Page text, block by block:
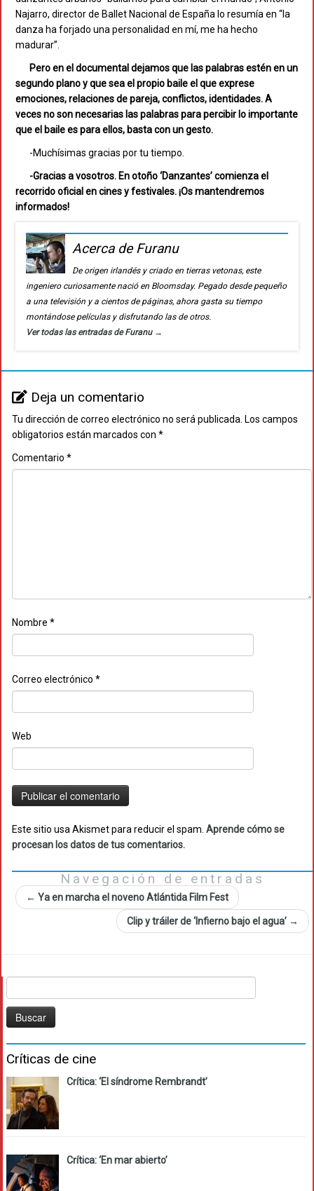
Najarro, director de Ballet Nacional de España lo resumía en “la
danza ha forjado una personalidad en mí, me ha hecho
madurar”.
Pero en el documental dejamos que las palabras estén en un
segundo plano y que sea el propio baile el que exprese
emociones, relaciones de pareja, conflictos, identidades. A
veces no son necesarias las palabras para percibir lo importante
que el baile es para ellos, basta con un gesto.
-Muchísimas gracias por tu tiempo.
-Gracias a vosotros. En otoño ‘Danzantes’ comienza el
recorrido oficial en cines y festivales. ¡Os mantendremos
informados!
Acerca de Furanu
De origen irlandés y criado en tierras vetonas, este
ingeniero curiosamente nació en Bloomsday. Pegado desde pequeño
a una televisión y a cientos de páginas, ahora gasta su tiempo
montándose películas y disfrutando las de otros.
Ver todas las entradas de Furanu →
Deja un comentario
Tu dirección de correo electrónico no será publicada. Los campos
obligatorios están marcados con *
Comentario *
Nombre *
Correo electrónico *
Web
Este sitio usa Akismet para reducir el spam. Aprende cómo se
procesan los datos de tus comentarios.
Navegación de entradas
← Ya en marcha el noveno Atlántida Film Fest
Clip y tráiler de ‘Infierno bajo el agua’ →
Críticas de cine
Crítica: ‘El síndrome Rembrandt’
Crítica: ‘En mar abierto’